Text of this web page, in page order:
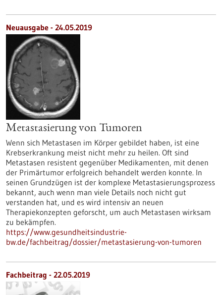
Neuausgabe - 24.05.2019
Metastasierung von Tumoren
Wenn sich Metastasen im Körper gebildet haben, ist eine
Krebserkrankung meist nicht mehr zu heilen. Oft sind
Metastasen resistent gegenüber Medikamenten, mit denen
der Primärtumor erfolgreich behandelt werden konnte. In
seinen Grundzügen ist der komplexe Metastasierungsprozess
bekannt, auch wenn man viele Details noch nicht gut
verstanden hat, und es wird intensiv an neuen
Therapiekonzepten geforscht, um auch Metastasen wirksam
zu bekämpfen.
https://www.gesundheitsindustrie-
bw.de/fachbeitrag/dossier/metastasierung-von-tumoren
Fachbeitrag - 22.05.2019